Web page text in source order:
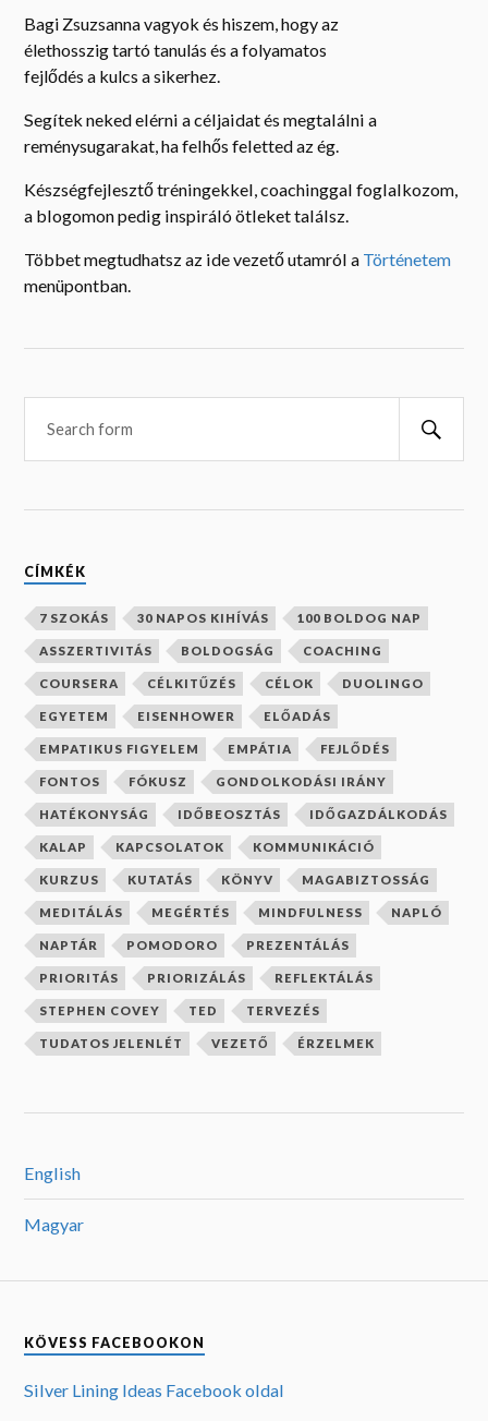
Bagi Zsuzsanna vagyok és hiszem, hogy az
élethosszig tartó tanulás és a folyamatos
fejlődés a kulcs a sikerhez.
Segítek neked elérni a céljaidat és megtalálni a
reménysugarakat, ha felhős feletted az ég.
Készségfejlesztő tréningekkel, coachinggal foglalkozom,
a blogomon pedig inspiráló ötleket találsz.
Többet megtudhatsz az ide vezető utamról a Történetem
menüpontban.
CÍMKÉK
7 SZOKÁS 30 NAPOS KIHÍVÁS 100 BOLDOG NAP
ASSZERTIVITÁS BOLDOGSÁG COACHING
COURSERA CÉLKITŰZÉS CÉLOK DUOLINGO
EGYETEM EISENHOWER ELŐADÁS
EMPATIKUS FIGYELEM EMPÁTIA FEJLŐDÉS
FONTOS FÓKUSZ GONDOLKODÁSI IRÁNY
HATÉKONYSÁG IDŐBEOSZTÁS IDŐGAZDÁLKODÁS
KALAP KAPCSOLATOK KOMMUNIKÁCIÓ
KURZUS KUTATÁS KÖNYV MAGABIZTOSSÁG
MEDITÁLÁS MEGÉRTÉS MINDFULNESS NAPLÓ
NAPTÁR POMODORO PREZENTÁLÁS
PRIORITÁS PRIORIZÁLÁS REFLEKTÁLÁS
STEPHEN COVEY TED TERVEZÉS
TUDATOS JELENLÉT VEZETŐ ÉRZELMEK
English
Magyar
KÖVESS FACEBOOKON
Silver Lining Ideas Facebook oldal